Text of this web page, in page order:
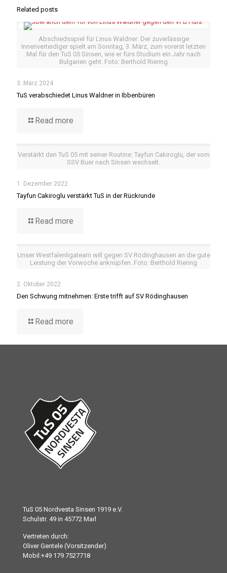
Related posts
Abschiedsspiel für Linus Waldner: Der zuverlässige
Innenverteidiger spielt am Sonntag, 3. März, zum vorerst letzten
Mal für den TuS 05 Sinsen, wie er fürs Studium ein Jahr nach
Bulgarien geht. Foto: Berthold Riering
3. März 2024
TuS verabschiedet Linus Waldner in Ibbenbüren
Read more
Verstärkt den TuS 05 mit seiner Routine: Tayfun Cakiroglu, der vom
SSV Buer nach Sinsen wechselt.
1. Dezember 2022
Tayfun Cakiroglu verstärkt TuS in der Rückrunde
Read more
Unser Westfalenligateam will gegen SV Rödinghausen an die gute
Leistung der Vorwoche anknüpfen. Foto: Berthold Riering
2. Oktober 2022
Den Schwung mitnehmen: Erste trifft auf SV Rödinghausen
Read more
TuS 05 Nordvesta Sinsen 1919 e.V.
Schulstr. 49 in 45772 Marl
Vertreten durch:
Oliver Gentele (Vorsitzender)
Mobil:+49 179 7527718